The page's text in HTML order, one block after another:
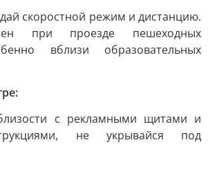
скоростной режим и дистанцию.
при проезде пешеходных
вблизи образовательных
с рекламными щитами и
не укрывайся под